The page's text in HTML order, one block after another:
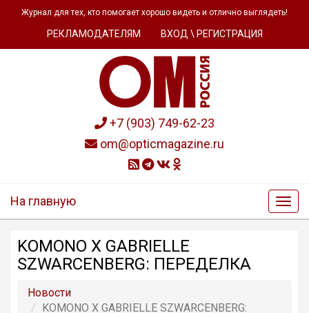
Журнал для тех, кто помогает хорошо видеть и отлично выглядеть!
РЕКЛАМОДАТЕЛЯМ ВХОД \ РЕГИСТРАЦИЯ
+7 (903) 749-62-23
om@opticmagazine.ru
На главную
KOMONO X GABRIELLE
SZWARCENBERG: ПЕРЕДЕЛКА
Новости
KOMONO X GABRIELLE SZWARCENBERG: